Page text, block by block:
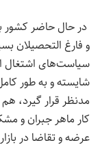
در حال حاضر کشور
و فارغ التحصیلان
سیاست‌های اشتغال
شایسته و به طور
مدنظر قرار گیرد،
کار ماهر جبران و
عرضه و تقاضا در